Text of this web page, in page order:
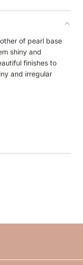
of pearl base
shiny and
finishes to
and irregular